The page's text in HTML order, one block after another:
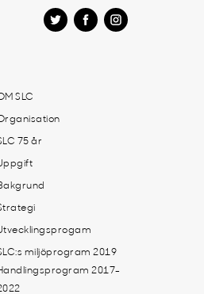
SLC
75 år
miljöprogram 2019
2017-